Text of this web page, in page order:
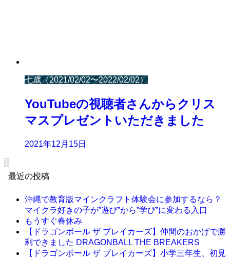
七歳（2021/02/02〜2022/02/02）
YouTubeの視聴者さんからクリス
マスプレゼントいただきました
2021年12月15日
1
最近の投稿
沖縄で教育版マインクラフト体験会に参加するなら？
マイクラ好きの子が”遊び”から”学び”に変わる入口
もうすぐ春休み
【ドラゴンボール ザ ブレイカーズ】仲間のおかげで勝
利できました DRAGONBALL THE BREAKERS
【ドラゴンボール ザ ブレイカーズ】小学三年生、初見